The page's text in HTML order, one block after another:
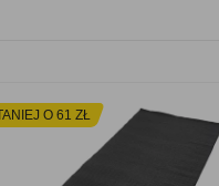
O 61 ZŁ